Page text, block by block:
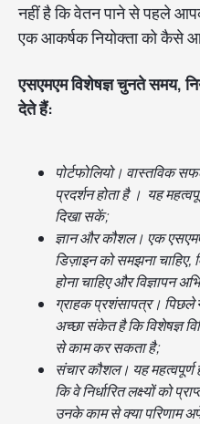
नहीं है कि वेतन पाने से पहले
एक आकर्षक नियोक्ता को कैसे
एसएमएम विशेषज्ञ चुनते समय,
देते हैं:
पोर्टफोलियो। वास्तविक
प्रदर्शन होता है । यह
दिखा सकें;
ज्ञान और कौशल। एक
डिज़ाइन को समझना
होना चाहिए और विज्ञापन
ग्राहक प्रशंसापत्र। पिछले
अच्छा संकेत है कि विशेषज्ञ
से काम कर सकता है;
संचार कौशल। यह
कि वे निर्धारित लक्ष्यों को
उनके काम से क्या परिणाम